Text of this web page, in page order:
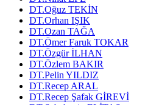
DT.Oğuz TEKİN
DT.Orhan IŞIK
DT.Ozan TAĞA
DT.Ömer Faruk TOKAR
DT.Özgür İLHAN
DT.Özlem BAKIR
DT.Pelin YILDIZ
DT.Recep ARAL
DT.Recep Şafak GİREVİ